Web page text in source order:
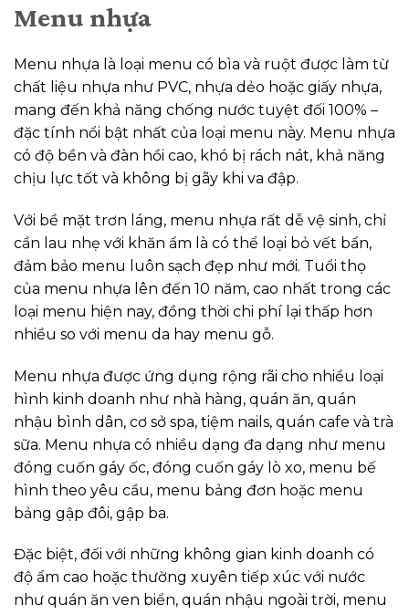
Menu nhựa
Menu nhựa là loại menu có bìa và ruột được làm từ
chất liệu nhựa như PVC, nhựa dẻo hoặc giấy nhựa,
mang đến khả năng chống nước tuyệt đối 100% –
đặc tính nổi bật nhất của loại menu này. Menu nhựa
có độ bền và đàn hồi cao, khó bị rách nát, khả năng
chịu lực tốt và không bị gãy khi va đập.
Với bề mặt trơn láng, menu nhựa rất dễ vệ sinh, chỉ
cần lau nhẹ với khăn ẩm là có thể loại bỏ vết bẩn,
đảm bảo menu luôn sạch đẹp như mới. Tuổi thọ
của menu nhựa lên đến 10 năm, cao nhất trong các
loại menu hiện nay, đồng thời chi phí lại thấp hơn
nhiều so với menu da hay menu gỗ.
Menu nhựa được ứng dụng rộng rãi cho nhiều loại
hình kinh doanh như nhà hàng, quán ăn, quán
nhậu bình dân, cơ sở spa, tiệm nails, quán cafe và trà
sữa. Menu nhựa có nhiều dạng đa dạng như menu
đóng cuốn gáy ốc, đóng cuốn gáy lò xo, menu bế
hình theo yêu cầu, menu bảng đơn hoặc menu
bảng gập đôi, gập ba.
Đặc biệt, đối với những không gian kinh doanh có
độ ẩm cao hoặc thường xuyên tiếp xúc với nước
như quán ăn ven biển, quán nhậu ngoài trời, menu